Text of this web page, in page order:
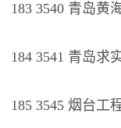
183 3540 青岛黄
184 3541 青岛求
185 3545 烟台工